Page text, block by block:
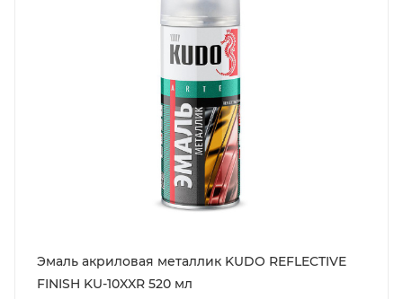
Эмаль акриловая металлик KUDO REFLECTIVE
FINISH KU-10XXR 520 мл